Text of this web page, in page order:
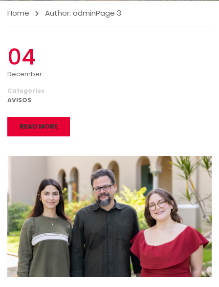
Home Author: adminPage 3
04
December
Categories
AVISOS
READ MORE